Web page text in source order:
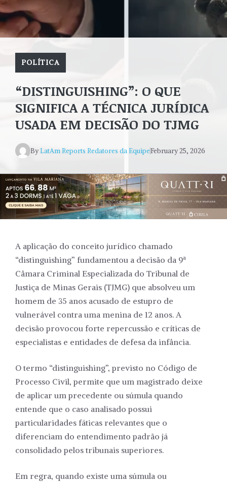
POLÍTICA
“DISTINGUISHING”: O QUE
SIGNIFICA A TÉCNICA JURÍDICA
USADA EM DECISÃO DO TJMG
ByLatAm Reports Redatores da EquipeFebruary 25, 2026
A aplicação do conceito jurídico chamado
“distinguishing” fundamentou a decisão da 9ª
Câmara Criminal Especializada do Tribunal de
Justiça de Minas Gerais (TJMG) que absolveu um
homem de 35 anos acusado de estupro de
vulnerável contra uma menina de 12 anos. A
decisão provocou forte repercussão e críticas de
especialistas e entidades de defesa da infância.
O termo “distinguishing”, previsto no Código de
Processo Civil, permite que um magistrado deixe
de aplicar um precedente ou súmula quando
entende que o caso analisado possui
particularidades fáticas relevantes que o
diferenciam do entendimento padrão já
consolidado pelos tribunais superiores.
Em regra, quando existe uma súmula ou